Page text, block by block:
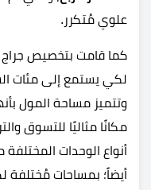
علوي مُتكرر.
كما قامت بتخصيص جراج
لكي يستمع إلى مئات
وتتميز مساحة المول
مكانًا مثاليًا للتسوق
أنواع الوحدات المختلفة
أيضاً؛ بمساحات مُختلفة